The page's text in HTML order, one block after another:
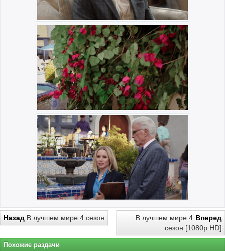
Назад В лучшем мире 4 сезон Вперед
В лучшем мире 4
сезон [1080p HD]
Похожие раздачи